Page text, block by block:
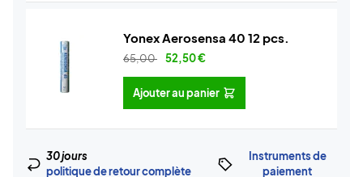
Yonex Aerosensa 40 12 pcs.
65,00 52,50€
Ajouter au panier
30 jours
politique de retour complète
Instruments de
paiement